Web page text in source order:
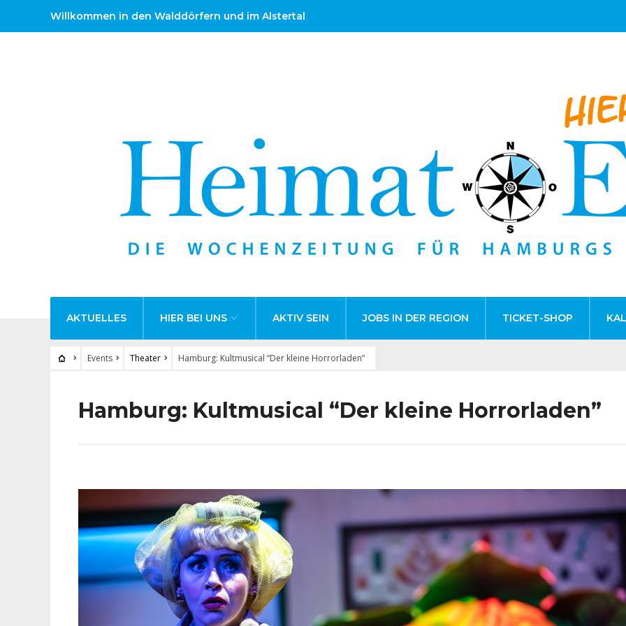
Willkommen in den Walddörfern und im Alstertal
AKTUELLES HIER BEI UNS AKTIV SEIN JOBS IN DER REGION TICKET-SHOP
Events Theater Hamburg: Kultmusical “Der kleine Horrorladen”
Hamburg: Kultmusical “Der kleine Horrorladen”